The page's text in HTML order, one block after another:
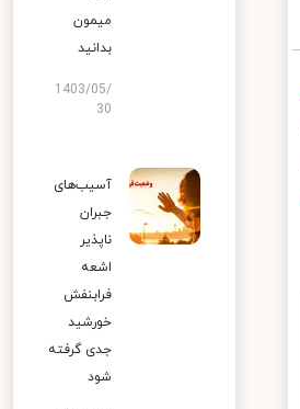
میمون
بدانید
1403/05/
30
آسیب‌های
جبران
ناپذیر
اشعه
فرابنفش
خورشید
جدی گرفته
شود